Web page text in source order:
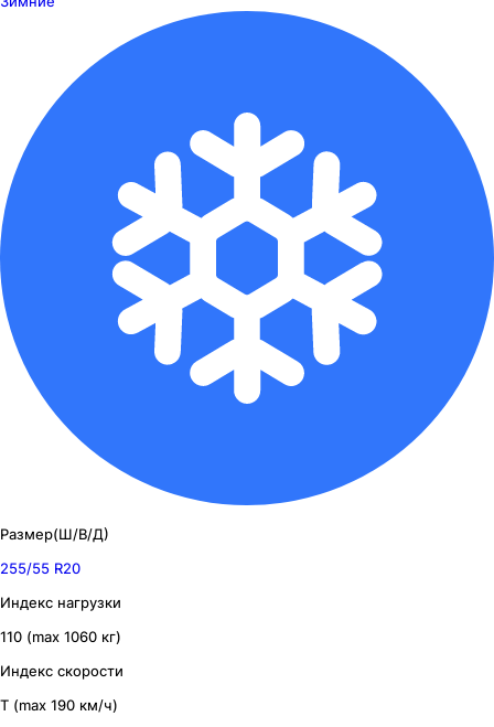
Размер(Ш/В/Д)
255/55 R20
Индекс нагрузки
110 (max 1060 кг)
Индекс скорости
T (max 190 км/ч)